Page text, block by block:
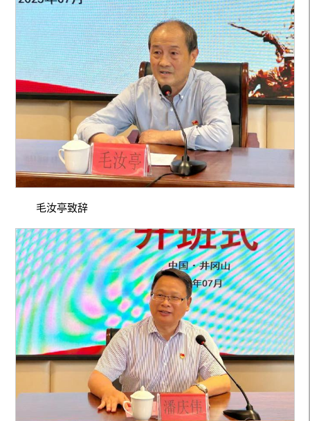
毛汝亭致辞